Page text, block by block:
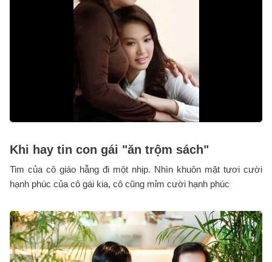
Khi hay tin con gái "ăn trộm sách"
Tim của cô giáo hẫng đi một nhịp. Nhìn khuôn mặt tươi cười
hạnh phúc của cô gái kia, cô cũng mỉm cười hạnh phúc